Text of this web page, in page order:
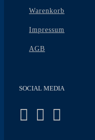
Warenkorb
Impressum
AGB
SOCIAL MEDIA